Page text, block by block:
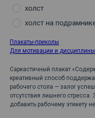
холст
холст на
Плакаты-приколы
Для мотивации и дисциплины
Саркастичный плакат
креативный способ
рабочего стола — залог
отсутствия лишнего стресса.
добавить рабочему этикету